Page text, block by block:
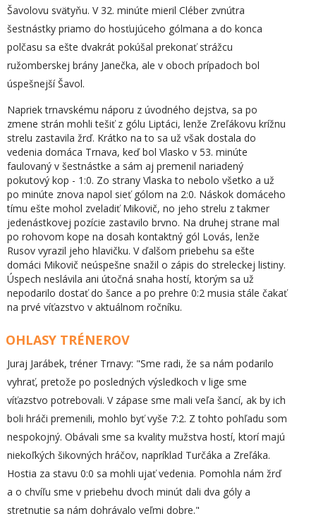
Šavolovu svätyňu. V 32. minúte mieril Cléber zvnútra
šestnástky priamo do hosťujúceho gólmana a do konca
polčasu sa ešte dvakrát pokúšal prekonať strážcu
ružomberskej brány Janečka, ale v oboch prípadoch bol
úspešnejší Šavol.
Napriek trnavskému náporu z úvodného dejstva, sa po
zmene strán mohli tešiť z gólu Liptáci, lenže Zreľákovu krížnu
strelu zastavila žrď. Krátko na to sa už však dostala do
vedenia domáca Trnava, keď bol Vlasko v 53. minúte
faulovaný v šestnástke a sám aj premenil nariadený
pokutový kop - 1:0. Zo strany Vlaska to nebolo všetko a už
po minúte znova napol sieť gólom na 2:0. Náskok domáceho
tímu ešte mohol zveladiť Mikovič, no jeho strelu z takmer
jedenástkovej pozície zastavilo brvno. Na druhej strane mal
po rohovom kope na dosah kontaktný gól Lovás, lenže
Rusov vyrazil jeho hlavičku. V ďalšom priebehu sa ešte
domáci Mikovič neúspešne snažil o zápis do streleckej listiny.
Úspech neslávila ani útočná snaha hostí, ktorým sa už
nepodarilo dostať do šance a po prehre 0:2 musia stále čakať
na prvé víťazstvo v aktuálnom ročníku.
OHLASY TRÉNEROV
Juraj Jarábek, tréner Trnavy: "Sme radi, že sa nám podarilo
vyhrať, pretože po posledných výsledkoch v lige sme
víťazstvo potrebovali. V zápase sme mali veľa šancí, ak by ich
boli hráči premenili, mohlo byť vyše 7:2. Z tohto pohľadu som
nespokojný. Obávali sme sa kvality mužstva hostí, ktorí majú
niekoľkých šikovných hráčov, napríklad Turčáka a Zreľáka.
Hostia za stavu 0:0 sa mohli ujať vedenia. Pomohla nám žrď
a o chvíľu sme v priebehu dvoch minút dali dva góly a
stretnutie sa nám dohrávalo veľmi dobre."